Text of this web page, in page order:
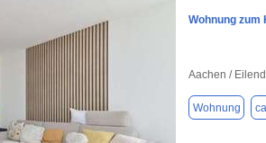
Wohnung zum
Aachen /
Wohnung